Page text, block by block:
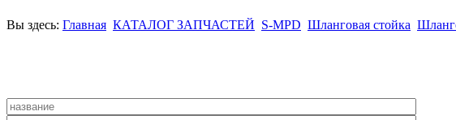
Вы здесь: Главная КАТАЛОГ ЗАПЧАСТЕЙ S-MPD Шланговая стойка